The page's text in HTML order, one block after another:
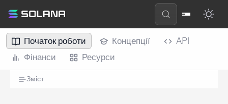
Початок роботи Концепції
API
Фінанси
Ресурси
Зміст